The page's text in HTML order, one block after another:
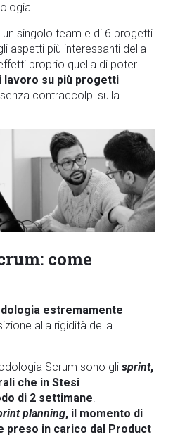
singolo team e di 6 progetti.
aspetti più interessanti della
proprio quella di poter
lavoro su più progetti
contraccolpi sulla
come
estremamente
alla rigidità della
Scrum sono gli sprint,
che in Stesi
di 2 settimane.
planning, il momento di
preso in carico dal Product